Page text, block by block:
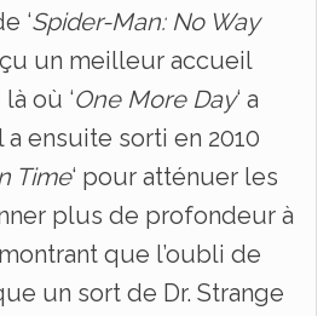
‘Spider-Man: No Way
un meilleur accueil
où ‘One More Day‘ a
ensuite sorti en 2010
Time‘ pour atténuer les
plus de profondeur à
que l’oubli de
un sort de Dr. Strange